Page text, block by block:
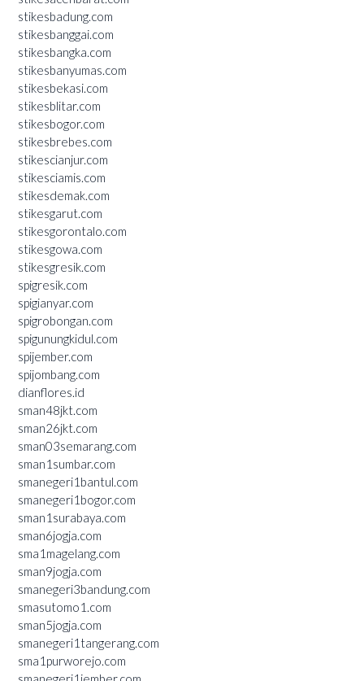
stikesbadung.com
stikesbanggai.com
stikesbangka.com
stikesbanyumas.com
stikesbekasi.com
stikesblitar.com
stikesbogor.com
stikesbrebes.com
stikescianjur.com
stikesciamis.com
stikesdemak.com
stikesgarut.com
stikesgorontalo.com
stikesgowa.com
stikesgresik.com
spigresik.com
spigianyar.com
spigrobongan.com
spigunungkidul.com
spijember.com
spijombang.com
dianflores.id
sman48jkt.com
sman26jkt.com
sman03semarang.com
sman1sumbar.com
smanegeri1bantul.com
smanegeri1bogor.com
sman1surabaya.com
sman6jogja.com
sma1magelang.com
sman9jogja.com
smanegeri3bandung.com
smasutomo1.com
sman5jogja.com
smanegeri1tangerang.com
sma1purworejo.com